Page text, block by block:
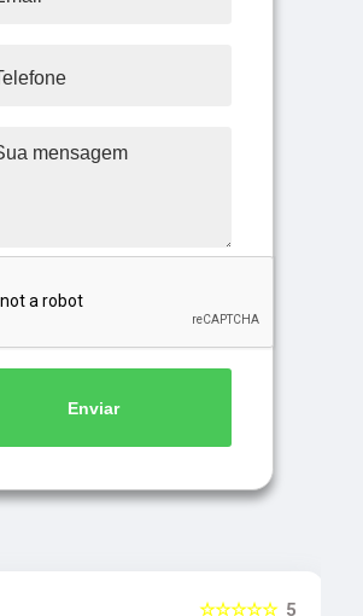
Enviar
5
☆☆☆☆☆